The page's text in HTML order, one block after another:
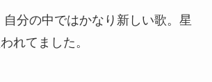
分の中ではかなり新しい歌。星
れてました。